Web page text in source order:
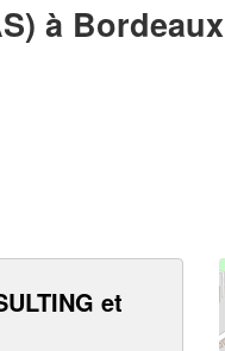
à Bordeaux
et